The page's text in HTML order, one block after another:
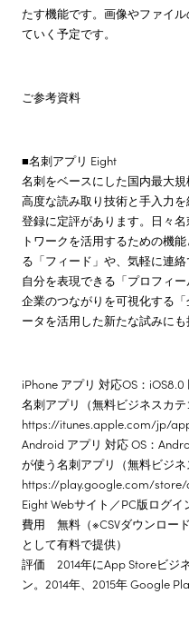
たす機能です。画像やファイ
ていく予定です。
ご参考資料
■名刺アプリ Eight
名刺をベースにした国内最大
高度な読み取り技術と手入力
登録に定評があります。日々
トワークを活用するための機
る「フィード」や、気軽に連
自分を表現できる「プロフィ
企業のつながりを可視化する
ータを活用した新たな試みにも
iPhone アプリ 対応OS：
名刺アプリ（無料ビジネスカテ
https://itunes.apple.com/jp/
Android アプリ 対応 OS：
が使う名刺アプリ（無料ビジ
https://play.google.com/
Eight Webサイト／PC版ログ
費用 無料（※CSVダウンロー
として有料で提供）
評価 2014年にApp Storeビジ
ン。2014年、2015年 Google